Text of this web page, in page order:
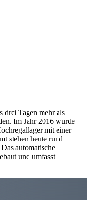
drei Tagen mehr als
Im Jahr 2016 wurde
mit einer
stehen heute rund
automatische
und umfasst